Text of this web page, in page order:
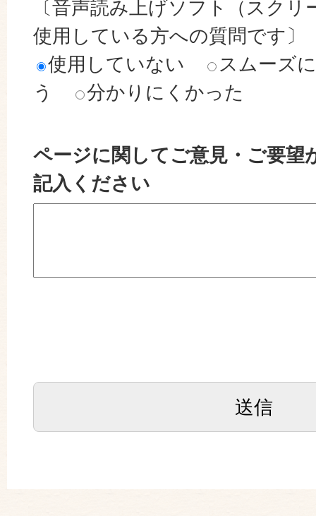
〔音声読み上げソフト（スク
使用している方への質問です〕
使用していない
スムーズ
う
分かりにくかった
ページに関してご意見・ご要望
記入ください